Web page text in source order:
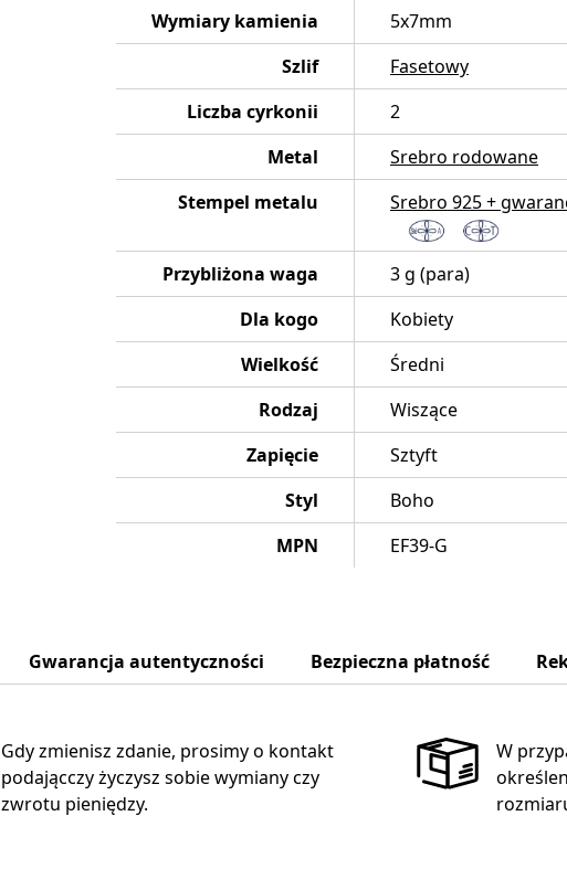
Wymiary kamienia
5x7mm
Szlif
Fasetowy
Liczba cyrkonii
2
Metal
Srebro rodowane
Stempel metalu
Srebro 925 +
Przybliżona waga
3 g (para)
Dla kogo
Kobiety
Wielkość
Średni
Rodzaj
Wiszące
Zapięcie
Sztyft
Styl
Boho
MPN
EF39-G
Gwarancja autentyczności Bezpieczna płatność
Gdy zmienisz zdanie, prosimy o kontakt
podającczy życzysz sobie wymiany czy
zwrotu pieniędzy.
W